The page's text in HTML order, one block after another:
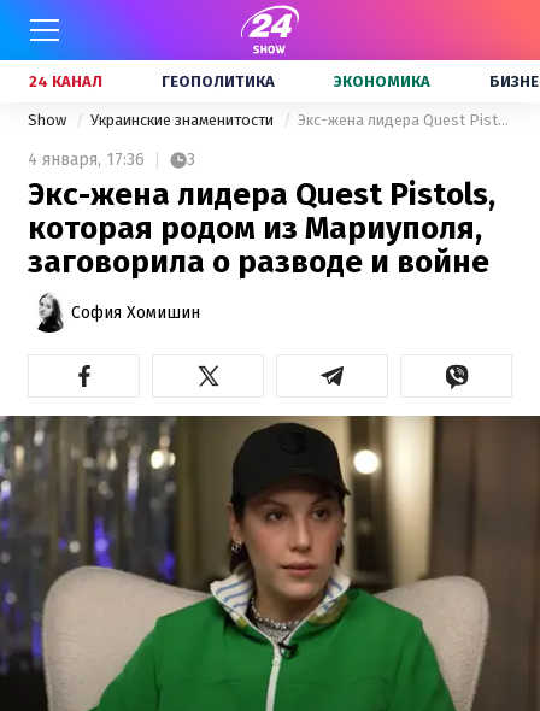
24 КАНАЛ ГЕОПОЛИТИКА ЭКОНОМИКА
Show Украинские знаменитости Экс-жена лидера Quest Pistols, которая родом из Мариуполя, заговорила о разводе и войне
4 января, 17:36 3
Экс-жена лидера Quest Pistols,
которая родом из Мариуполя,
заговорила о разводе и войне
София Хомишин